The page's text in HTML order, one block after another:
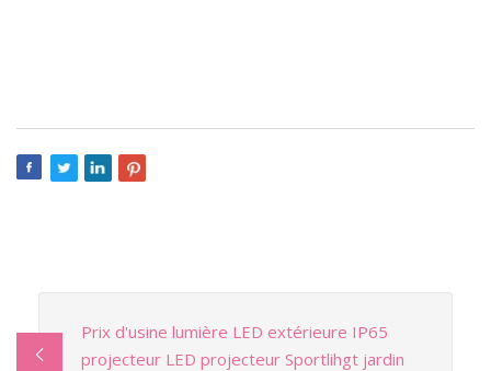
Prix ​​d'usine lumière LED extérieure IP65
projecteur LED projecteur Sportlihgt jardin